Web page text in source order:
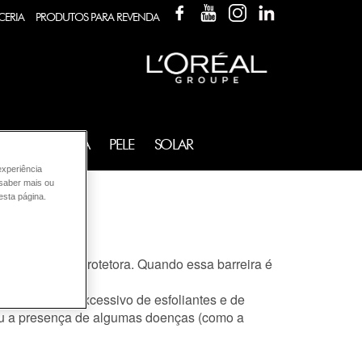
PRODUTOS PARA REVENDA
FACEBOOKYOUTUBEINSTAGRAM
FRAGRÂNCIA PELE SOLAR
protetora. Quando essa barreira é
ao sol, uso excessivo de esfoliantes e de
presença de algumas doenças (como a
mais ou
página.